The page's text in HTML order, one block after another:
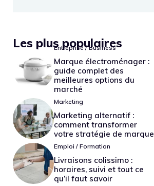
Les plus populaires
Entreprise / Business
Marque électroménager :
guide complet des
meilleures options du
marché
Marketing
Marketing alternatif :
comment transformer
votre stratégie de marque
Emploi / Formation
Livraisons colissimo :
horaires, suivi et tout ce
qu’il faut savoir